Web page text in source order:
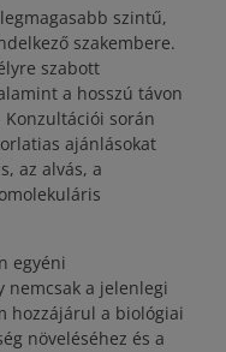
szintű,
szakembere.
szabott
a hosszú távon
során
ajánlásokat
az alvás, a
egyéni
nemcsak a jelenlegi
hozzájárul a biológiai
növeléséhez és a